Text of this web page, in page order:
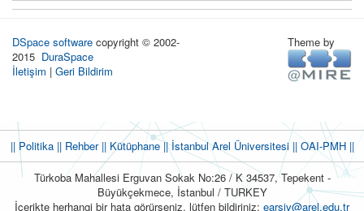
DSpace software copyright © 2002-
2015 DuraSpace
İletişim | Geri Bildirim
Theme by
|| Politika|| Rehber|| Kütüphane|| İstanbul Arel Üniversitesi ||OAI-PMH ||
Türkoba Mahallesi Erguvan Sokak No:26 / K 34537, Tepekent -
Büyükçekmece, İstanbul / TURKEY
İçerikte herhangi bir hata görürseniz, lütfen bildiriniz: earsiv@arel.edu.tr